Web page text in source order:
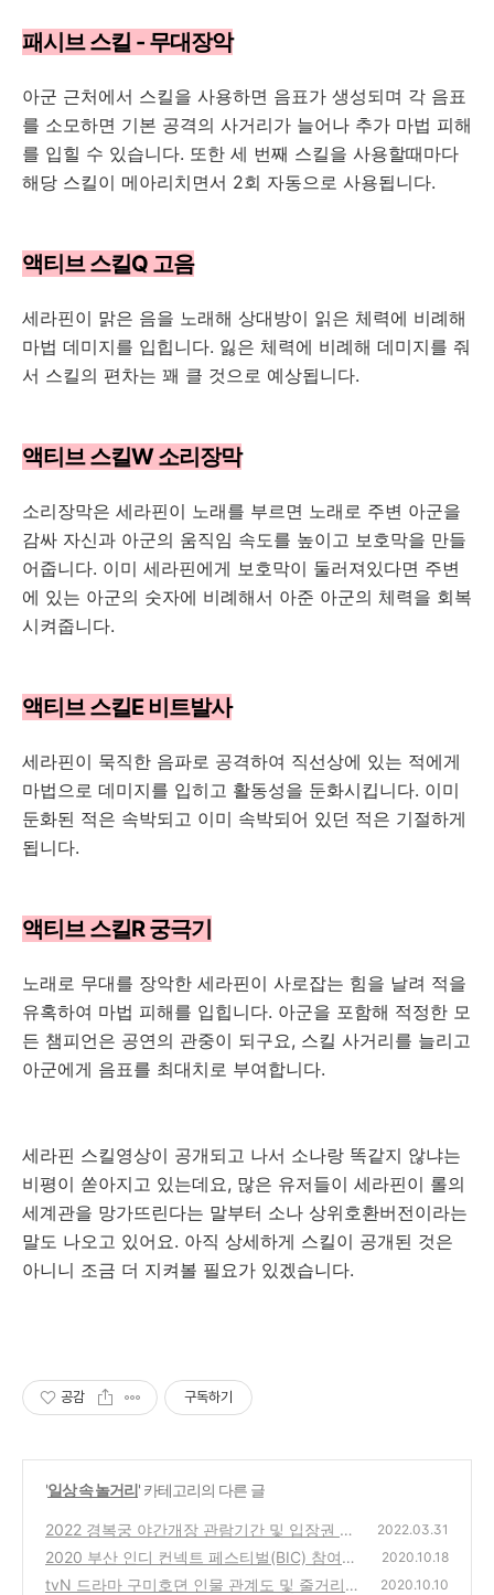
패시브 스킬 - 무대장악
아군 근처에서 스킬을 사용하면 음표가 생성되며 각 음표
를 소모하면 기본 공격의 사거리가 늘어나 추가 마법 피해
를 입힐 수 있습니다. 또한 세 번째 스킬을 사용할때마다
해당 스킬이 메아리치면서 2회 자동으로 사용됩니다.
액티브 스킬Q 고음
세라핀이 맑은 음을 노래해 상대방이 읽은 체력에 비례해
마법 데미지를 입힙니다. 잃은 체력에 비례해 데미지를 줘
서 스킬의 편차는 꽤 클 것으로 예상됩니다.
액티브 스킬W 소리장막
소리장막은 세라핀이 노래를 부르면 노래로 주변 아군을
감싸 자신과 아군의 움직임 속도를 높이고 보호막을 만들
어줍니다. 이미 세라핀에게 보호막이 둘러져있다면 주변
에 있는 아군의 숫자에 비례해서 아준 아군의 체력을 회복
시켜줍니다.
액티브 스킬E 비트발사
세라핀이 묵직한 음파로 공격하여 직선상에 있는 적에게
마법으로 데미지를 입히고 활동성을 둔화시킵니다. 이미
둔화된 적은 속박되고 이미 속박되어 있던 적은 기절하게
됩니다.
액티브 스킬R 궁극기
노래로 무대를 장악한 세라핀이 사로잡는 힘을 날려 적을
유혹하여 마법 피해를 입힙니다. 아군을 포함해 적정한 모
든 챔피언은 공연의 관중이 되구요, 스킬 사거리를 늘리고
아군에게 음표를 최대치로 부여합니다.
세라핀 스킬영상이 공개되고 나서 소나랑 똑같지 않냐는
비평이 쏟아지고 있는데요, 많은 유저들이 세라핀이 롤의
세계관을 망가뜨린다는 말부터 소나 상위호환버전이라는
말도 나오고 있어요. 아직 상세하게 스킬이 공개된 것은
아니니 조금 더 지켜볼 필요가 있겠습니다.
공감 구독하기
'일상 속 놀거리' 카테고리의 다른 글
2022 경복궁 야간개장 관람기간 및 입장권 예
매
(0)
2022.03.31
2020 부산 인디 컨넥트 페스티벌(BIC) 참여
방법 안내
(0)
2020.10.18
tvN 드라마 구미호뎐 인물 관계도 및 줄거리,
2020.10.10